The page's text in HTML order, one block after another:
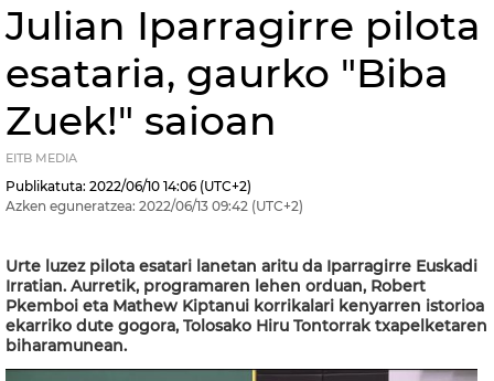
Julian Iparragirre pilota
esataria, gaurko "Biba
Zuek!" saioan
EITB MEDIA
Publikatuta: 2022/06/10 14:06 (UTC+2)
Azken eguneratzea: 2022/06/13 09:42 (UTC+2)
Urte luzez pilota esatari lanetan aritu da Iparragirre Euskadi
Irratian. Aurretik, programaren lehen orduan, Robert
Pkemboi eta Mathew Kiptanui korrikalari kenyarren istorioa
ekarriko dute gogora, Tolosako Hiru Tontorrak txapelketaren
biharamunean.